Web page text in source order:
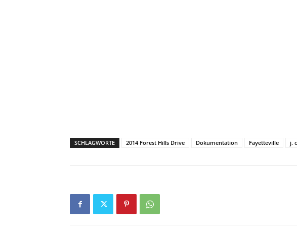
SCHLAGWORTE 2014 Forest Hills Drive Dokumentation Fayetteville j.